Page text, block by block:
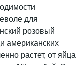
для
розовый
американских
растет, от яйца